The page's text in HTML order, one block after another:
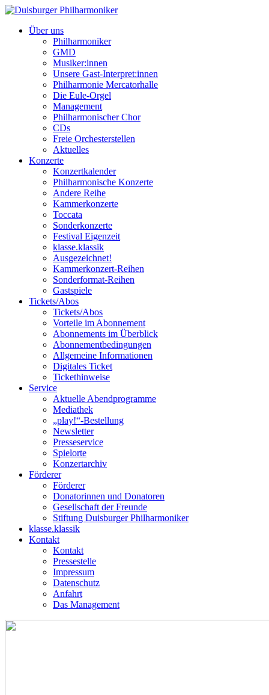
Über uns
Philharmoniker
GMD
Musiker:innen
Unsere Gast-Interpret:innen
Philharmonie Mercatorhalle
Die Eule-Orgel
Management
Philharmonischer Chor
CDs
Freie Orchesterstellen
Aktuelles
Konzerte
Konzertkalender
Philharmonische Konzerte
Andere Reihe
Kammerkonzerte
Toccata
Sonderkonzerte
Festival Eigenzeit
klasse.klassik
Ausgezeichnet!
Kammerkonzert-Reihen
Sonderformat-Reihen
Gastspiele
Tickets/Abos
Tickets/Abos
Vorteile im Abonnement
Abonnements im Überblick
Abonnement­bedingungen
Allgemeine Informationen
Digitales Ticket
Ticket­hinweise
Service
Aktuelle Abendprogramme
Mediathek
„play!“-Bestellung
Newsletter
Presseservice
Spielorte
Konzertarchiv
Förderer
Förderer
Donatorinnen und Donatoren
Gesellschaft der Freunde
Stiftung Duisburger Philharmoniker
klasse.klassik
Kontakt
Kontakt
Pressestelle
Impressum
Datenschutz
Anfahrt
Das Management